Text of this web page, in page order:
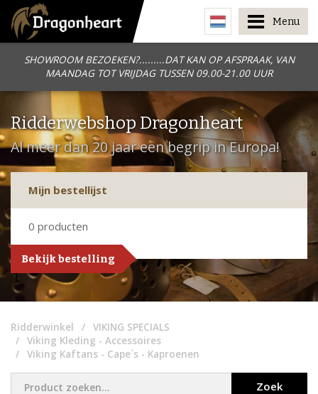
SHOWROOM BEZOEKEN?.........DAT KAN OP AFSPRAAK, VAN
MAANDAG TOT VRIJDAG TUSSEN 09.00-21.00 UUR
Menu
Ridderwebshop Dragonheart
Al meer dan 20 jaar een begrip in Europa!
Mijn bestellijst
0 producten
Bekijk bestelling
Ridderwinkel
VIKING SPECIALS
Viking Kleding - Accessoires
Viking Kaftans - Cape`s - Kaproenen
Zoek